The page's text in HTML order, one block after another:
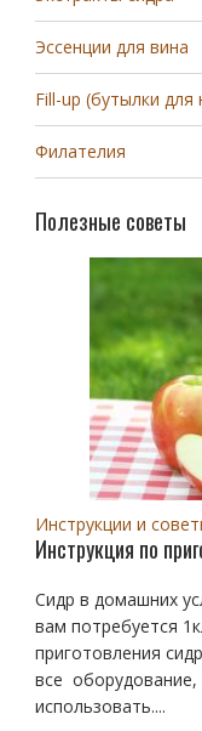
Эссенции для вина
Fill-up (бутылки для
Филателия
Полезные советы
Инструкции и
Инструкция по
Сидр в домашних
вам потребуется
приготовления
все оборудование,
использовать....